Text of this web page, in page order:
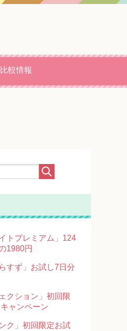
比較情報
トプレミアム」124
1980円
すず」お試し7日分
クション」初回限
ャンペーン
ク」初回限定お試